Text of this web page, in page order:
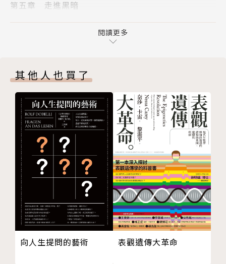
比基因變異更為深層的演化動力
原始的「反向克氏循環」──帶領讀者一步步理解克氏
統的適應性才是推動生物演化走向多樣的深層因素。能
量流動帶來的旺盛生命也將地球從貧瘠無氧的寂寞行
星，轉變為今日活力四射的世界。
生命是一種化學現象。作者在本書中講述一個攸關
生命的科學冒險故事，串連近一世紀以來生化研究的多
元面貌，更揭示克氏循環串起第一隻光合作用細菌和你
我身上各種各樣的特化細胞，至今仍能端坐生命核心的
真相。
作者簡介
尼克．連恩Nick Lane
第五章 走進黑暗
〈反向克氏循環〉氧化型循環
附錄一 紅蛋白作用機制
附錄二 克氏直線反應
縮寫表
延伸閱讀
致謝
索引
版權頁
閱讀更多
其他人也買了
向人生提問的藝術 表觀遺傳大革命